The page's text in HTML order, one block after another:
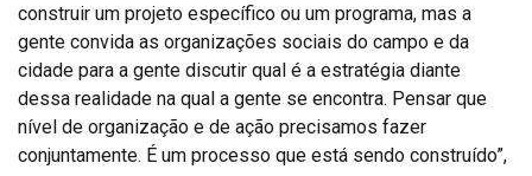
construir um projeto específico ou um programa, mas a
gente convida as organizações sociais do campo e da
cidade para a gente discutir qual é a estratégia diante
dessa realidade na qual a gente se encontra. Pensar que
nível de organização e de ação precisamos fazer
conjuntamente. É um processo que está sendo construído”,